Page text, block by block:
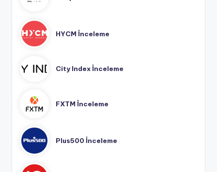
HYCM İnceleme
City Index İnceleme
FXTM İnceleme
Plus500 İnceleme